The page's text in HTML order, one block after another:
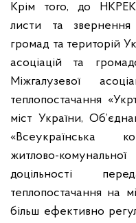
Крім того, до
листи та звернення
громад та територій
асоціацій та
Міжгалузевої
теплопостачання
міст України,
«Всеукраїнська
житлово-
доцільності
теплопостачання на
більш ефективно